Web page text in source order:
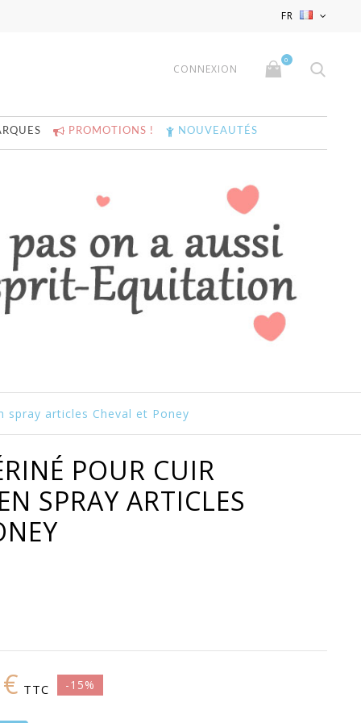
FR
CONNEXION
0
PROMOTIONS ! NOUVEAUTÉS
spray articles Cheval et Poney
POUR CUIR
SPRAY ARTICLES
TTC -15%